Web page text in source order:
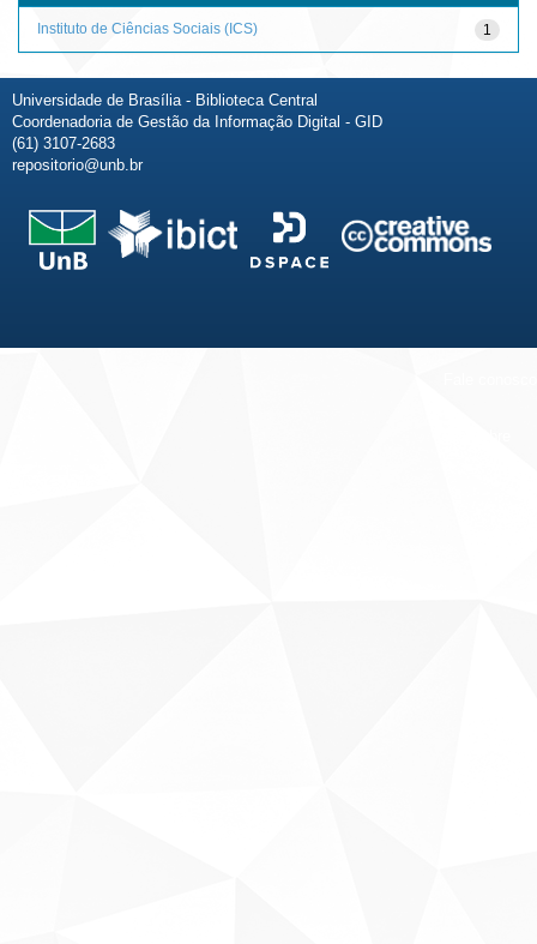
1
Instituto de Ciências Sociais (ICS)
Universidade de Brasília - Biblioteca Central
Coordenadoria de Gestão da Informação Digital - GID
(61) 3107-2683
repositorio@unb.br